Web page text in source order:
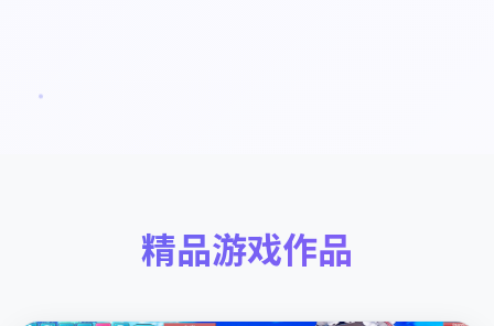
精品游戏作品